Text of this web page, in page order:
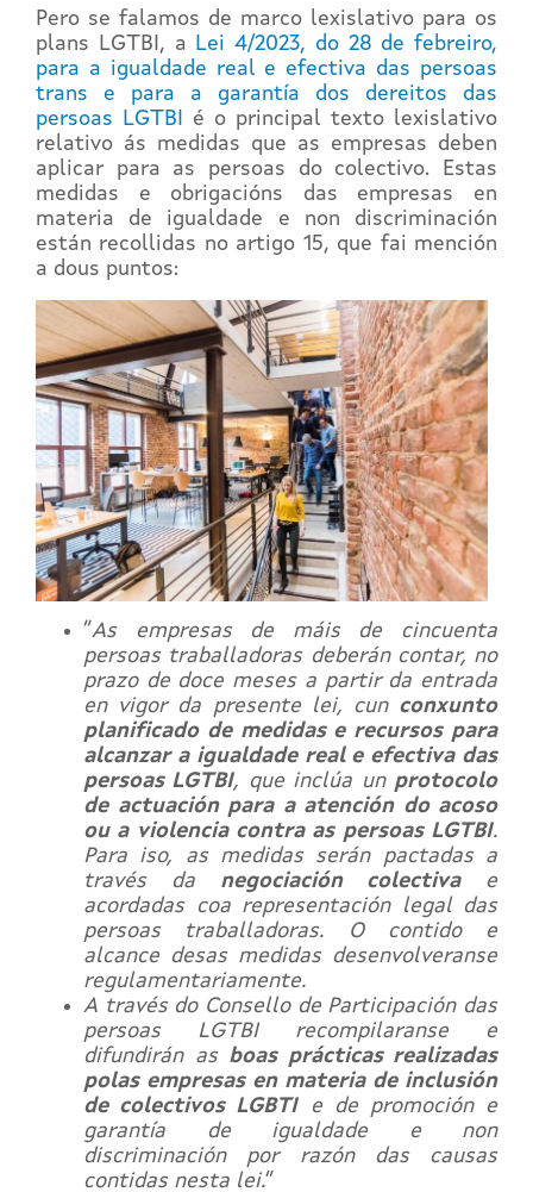
Pero se falamos de marco lexislativo para os
plans LGTBI, a
Lei 4/2023, do 28 de febreiro,
para a igualdade real e efectiva das persoas
trans e para a garantía dos dereitos das
persoas LGTBI
é o principal texto lexislativo
relativo ás medidas que as empresas deben
aplicar para as persoas do colectivo. Estas
medidas e obrigacións das empresas en
materia de igualdade e non discriminación
están recollidas no artigo 15, que fai mención
a dous puntos:
“As empresas de máis de cincuenta
persoas traballadoras deberán contar, no
prazo de doce meses a partir da entrada
en vigor da presente lei, cun conxunto
planificado de medidas e recursos para
alcanzar a igualdade real e efectiva das
persoas LGTBI, que inclúa un protocolo
de actuación para a atención do acoso
ou a violencia contra as persoas LGTBI.
Para iso, as medidas serán pactadas a
través da negociación colectivae
acordadas coa representación legal das
persoas traballadoras. O contido e
alcance desas medidas desenvolveranse
regulamentariamente.
A través do Consello de Participación das
persoas LGTBI recompilaranse e
difundirán as boas prácticas realizadas
polas empresas en materia de inclusión
de colectivos LGBTIe de promoción e
garantía de igualdade e non
discriminación por razón das causas
contidas nesta lei.”